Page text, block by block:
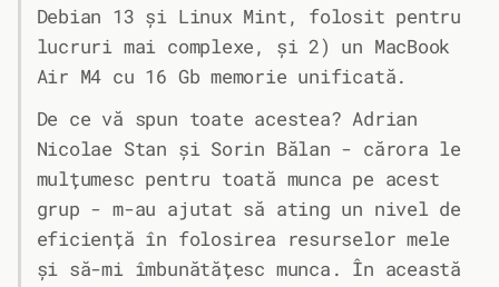
Debian 13 și Linux Mint, folosit pentru
lucruri mai complexe, și 2) un MacBook
Air M4 cu 16 Gb memorie unificată.
De ce vă spun toate acestea? Adrian
Nicolae Stan și Sorin Bălan - cărora le
mulțumesc pentru toată munca pe acest
grup - m-au ajutat să ating un nivel de
eficiență în folosirea resurselor mele
și să-mi îmbunătățesc munca. În această